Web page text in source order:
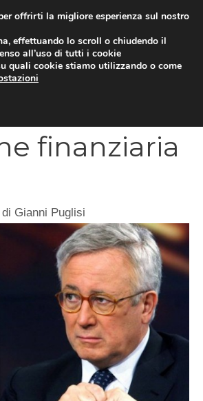
finanziaria
di Gianni Puglisi
offrirti la migliore esperienza sul nostro
effettuando lo scroll o chiudendo il
all’uso di tutti i cookie
quali cookie stiamo utilizzando o come